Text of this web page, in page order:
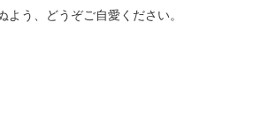
う、どうぞご自愛ください。